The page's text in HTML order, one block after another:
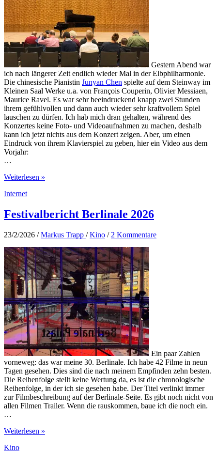
Gestern Abend war
ich nach längerer Zeit endlich wieder Mal in der Elbphilharmonie.
Die chinesische Pianistin Junyan Chen spielte auf dem Steinway im
Kleinen Saal Werke u.a. von François Couperin, Olivier Messiaen,
Maurice Ravel. Es war sehr beeindruckend knapp zwei Stunden
ihrem gefühlvollen und dann auch wieder sehr kraftvollem Spiel
lauschen zu dürfen. Ich hab mich dran gehalten, während des
Konzertes keine Foto- und Videoaufnahmen zu machen, deshalb
kann ich jetzt nichts aus dem Konzert zeigen. Aber, um einen
Eindruck von ihrem Klavierspiel zu geben, hier ein Video aus dem
Vorjahr:
…
Junyan
in
Elbphilharmonie
–
und
kraftvolles
Spiel
am
Klavier
Weiterlesen »
Internet
Festivalbericht Berlinale 2026
23/2/2026 /Markus Trapp /Kino / 2 Kommentare
Ein paar Zahlen
vorneweg: das war meine 30. Berlinale. Ich habe 42 Filme in neun
Tagen gesehen. Dies sind die nach meinem Empfinden zehn besten.
Die Reihenfolge stellt keine Wertung da, es ist die chronologische
Reihenfolge, in der ich sie gesehen habe. Der Titel verlinkt immer
zur Filmbeschreibung auf der Berlinale-Seite. Es gibt noch nicht von
allen Filmen Trailer. Wenn die rauskommen, baue ich die noch ein.
…
Festivalbericht
2026
Weiterlesen »
Kino